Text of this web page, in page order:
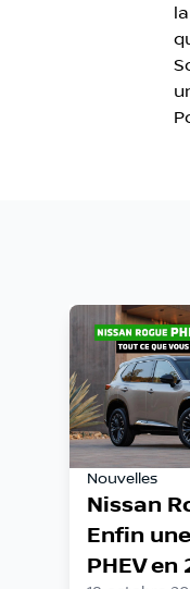
Nouvelles
Nissan
Enfin
PHEV en